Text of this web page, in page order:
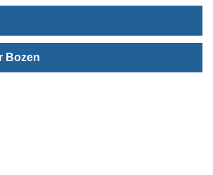
Bozen